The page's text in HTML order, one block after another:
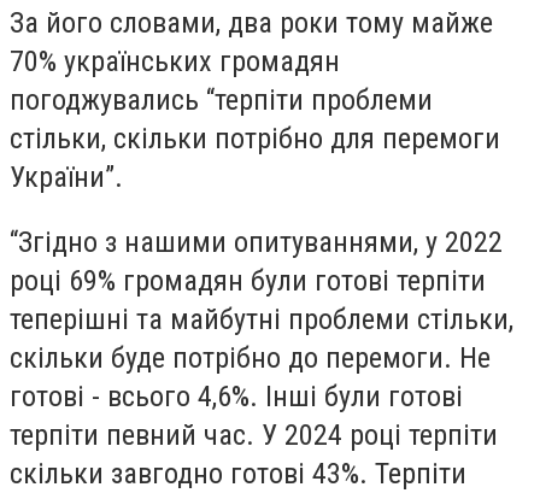
За його словами, два роки тому майже
70% українських громадян
погоджувались “терпіти проблеми
стільки, скільки потрібно для перемоги
України”.
“Згідно з нашими опитуваннями, у 2022
році 69% громадян були готові терпіти
теперішні та майбутні проблеми стільки,
скільки буде потрібно до перемоги. Не
готові - всього 4,6%. Інші були готові
терпіти певний час. У 2024 році терпіти
скільки завгодно готові 43%. Терпіти